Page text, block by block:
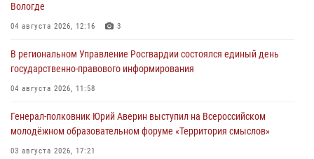
Вологде
04 августа 2026, 12:16 3
В региональном Управление Росгвардии состоялся единый день
государственно-правового информирования
04 августа 2026, 11:58
Генерал-полковник Юрий Аверин выступил на Всероссийском
молодёжном образовательном форуме «Территория смыслов»
03 августа 2026, 17:21